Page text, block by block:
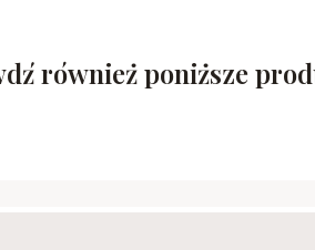
również poniższe